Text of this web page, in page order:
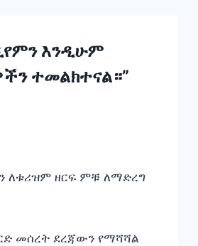
እንዲሁም
ተመልክተናል።”
ለቱሪዝም ዘርፍ ምቹ ለማድረግ
መሰረት ደረጃውን የማሻሻል